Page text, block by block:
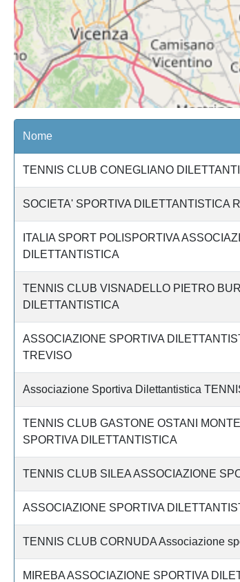
Nome
TENNIS CLUB CONEGLIANO
SOCIETA' SPORTIVA DILETTANTISTICA
ITALIA SPORT POLISPORTIVA
DILETTANTISTICA
TENNIS CLUB VISNADELLO PIETRO
DILETTANTISTICA
ASSOCIAZIONE SPORTIVA
TREVISO
Associazione Sportiva Dilettantistica
TENNIS CLUB GASTONE OSTANI
SPORTIVA DILETTANTISTICA
TENNIS CLUB SILEA ASSOCIAZIONE
ASSOCIAZIONE SPORTIVA
TENNIS CLUB CORNUDA Associazione
MIREBA ASSOCIAZIONE SPORTIVA